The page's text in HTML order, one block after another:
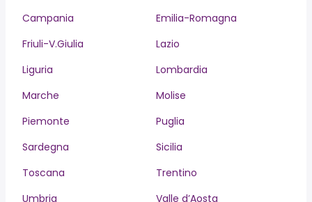
Campania
Emilia-Romagna
Friuli-V.Giulia
Lazio
Liguria
Lombardia
Marche
Molise
Piemonte
Puglia
Sardegna
Sicilia
Toscana
Trentino
Umbria
Valle d’Aosta